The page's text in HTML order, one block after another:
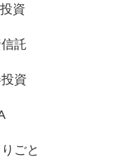
資
託
資
ごと